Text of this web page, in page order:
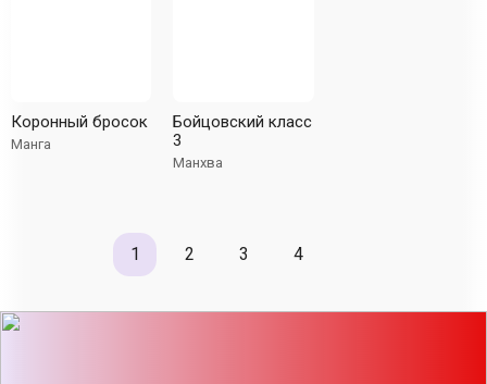
Коронный бросок
Манга
Бойцовский класс
3
Манхва
1 2 3 4